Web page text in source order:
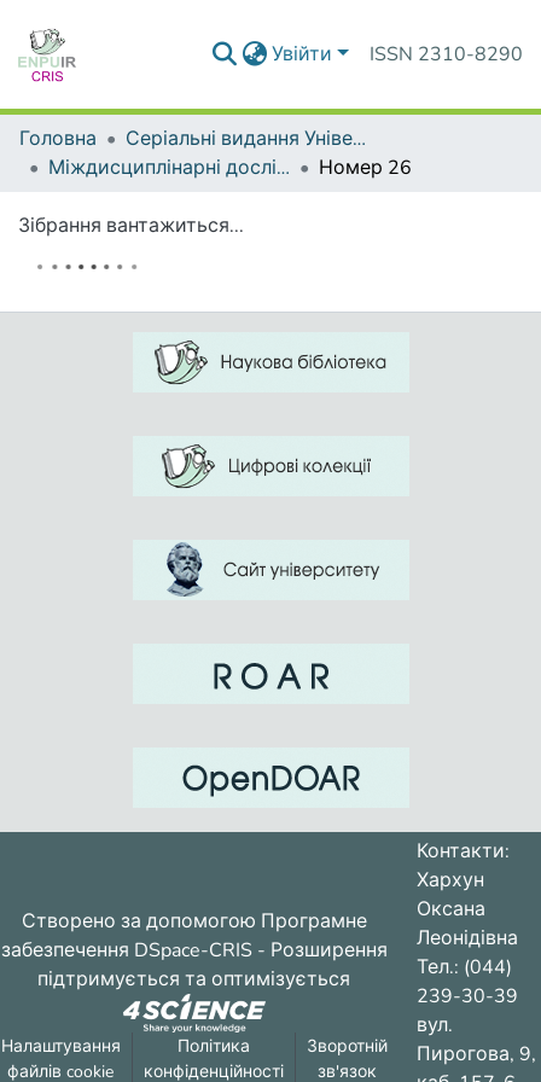
Увійти ISSN 2310-8290
Головна
Серіальні видання Університету
Міждисциплінарні дослідження складних систем
Номер 26
Зібрання вантажиться...
Створено за допомогою Програмне
забезпечення DSpace-CRIS - Розширення
підтримується та оптимізується
Налаштування
файлів cookie
Політика
конфіденційності
Зворотній
зв'язок
Контакти:
Хархун
Оксана
Леонідівна
Тел.: (044)
239-30-39
вул.
Пирогова, 9,